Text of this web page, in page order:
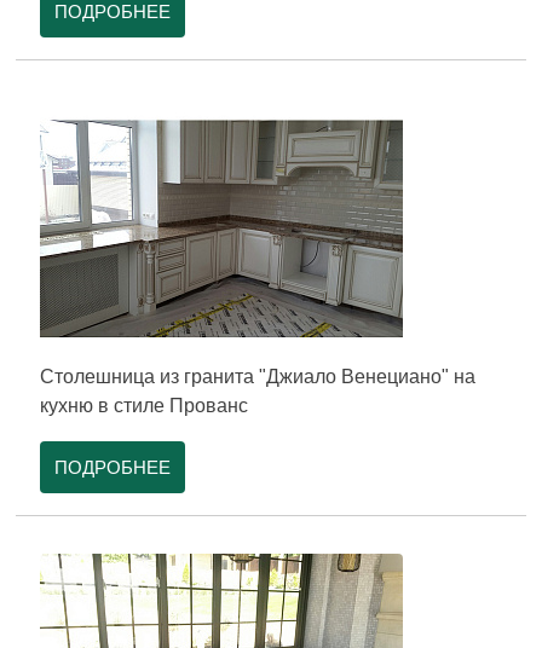
ПОДРОБНЕЕ
Столешница из гранита "Джиало Венециано" на
кухню в стиле Прованс
ПОДРОБНЕЕ